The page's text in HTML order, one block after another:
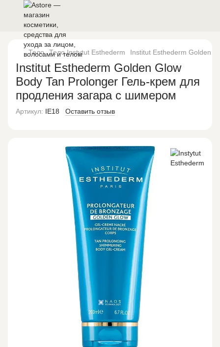
Тело Тело Instytut Esthederm Institut Esthederm Golden
Institut Esthederm Golden Glow
Body Tan Prolonger Гель-крем для
продления загара с шимером
Артикул: IE18 Оставить отзыв